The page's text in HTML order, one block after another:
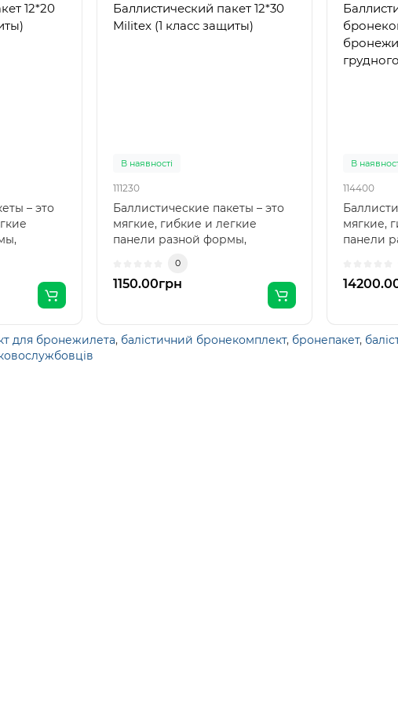
12*20
– это
Баллистический пакет 12*30
Militex (1 класс защиты)
В наявності
111230
Баллистические пакеты – это
мягкие, гибкие и легкие
панели разной формы,
0
1150.00грн
В
114400
мягкие,
панели
для бронежилета, балістичний бронекомплект, бронепакет,